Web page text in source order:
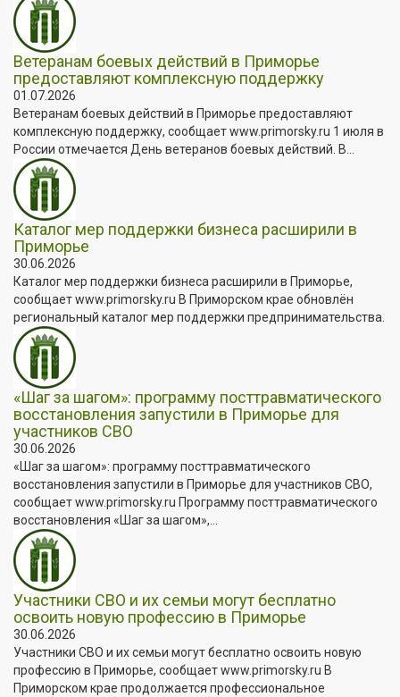
Ветеранам боевых действий в Приморье
предоставляют комплексную поддержку
01.07.2026
Ветеранам боевых действий в Приморье предоставляют
комплексную поддержку, сообщает www.primorsky.ru 1 июля в
России отмечается День ветеранов боевых действий. В...
Каталог мер поддержки бизнеса расширили в
Приморье
30.06.2026
Каталог мер поддержки бизнеса расширили в Приморье,
сообщает www.primorsky.ru В Приморском крае обновлён
региональный каталог мер поддержки предпринимательства.
«Шаг за шагом»: программу посттравматического
восстановления запустили в Приморье для
участников СВО
30.06.2026
«Шаг за шагом»: программу посттравматического
восстановления запустили в Приморье для участников СВО,
сообщает www.primorsky.ru Программу посттравматического
восстановления «Шаг за шагом»,...
Участники СВО и их семьи могут бесплатно
освоить новую профессию в Приморье
30.06.2026
Участники СВО и их семьи могут бесплатно освоить новую
профессию в Приморье, сообщает www.primorsky.ru В
Приморском крае продолжается профессиональное